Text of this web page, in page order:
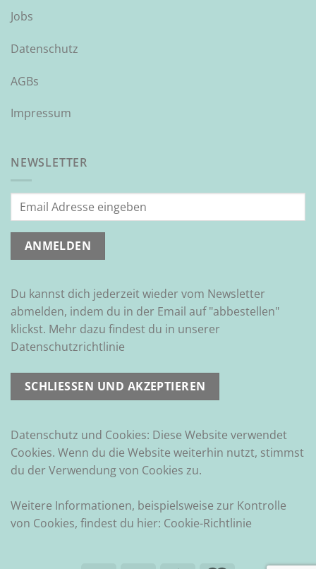
Jobs
Datenschutz
AGBs
Impressum
NEWSLETTER
Du kannst dich jederzeit wieder vom Newsletter
abmelden, indem du in der Email auf "abbestellen"
klickst. Mehr dazu findest du in unserer
Datenschutzrichtlinie
Datenschutz und Cookies: Diese Website verwendet
Cookies. Wenn du die Website weiterhin nutzt, stimmst
du der Verwendung von Cookies zu.
Weitere Informationen, beispielsweise zur Kontrolle
von Cookies, findest du hier: Cookie-Richtlinie